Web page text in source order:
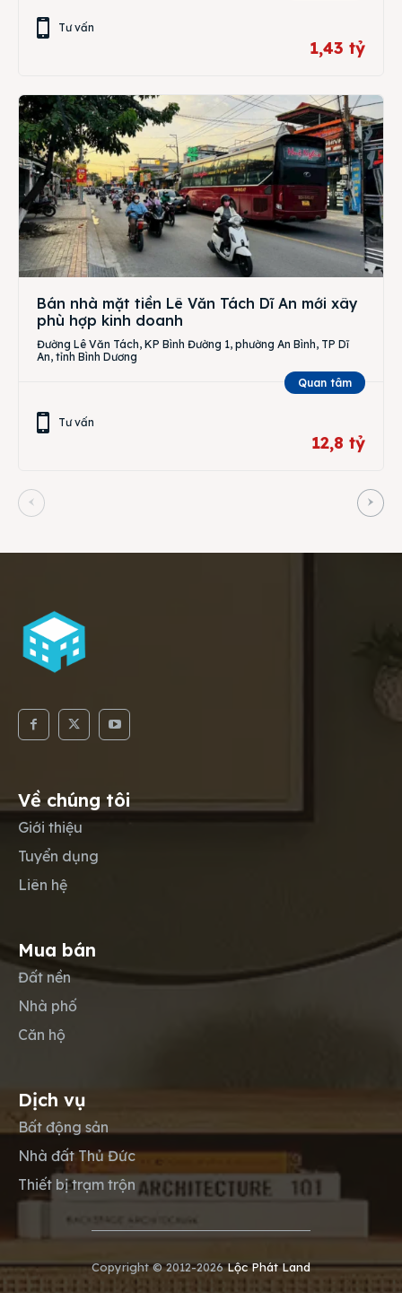
Tư vấn
1,43 tỷ
Bán nhà mặt tiền Lê Văn Tách Dĩ An mới xây
phù hợp kinh doanh
Đường Lê Văn Tách, KP Bình Đường 1, phường An Bình, TP Dĩ
An, tỉnh Bình Dương
Quan tâm
Tư vấn
12,8 tỷ
Về chúng tôi
Giới thiệu
Tuyển dụng
Liên hệ
Mua bán
Đất nền
Nhà phố
Căn hộ
Dịch vụ
Bất động sản
Nhà đất Thủ Đức
Thiết bị trạm trộn
Copyright © 2012-2026Lộc Phát Land